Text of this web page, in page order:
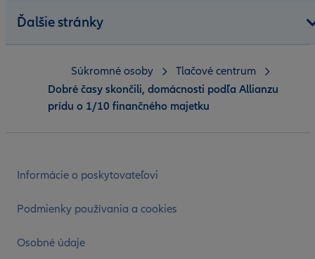
Ďalšie stránky
Informácie o poskytovateľovi
Podmienky používania a cookies
Osobné údaje
Súkromné osoby
Tlačové centrum
Dobré časy skončili, domácnosti podľa Allianzu
prídu o 1/10 finančného majetku